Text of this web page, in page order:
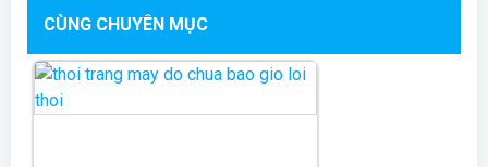
CÙNG CHUYÊN MỤC